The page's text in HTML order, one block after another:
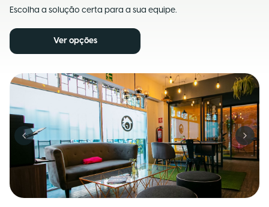
Escolha a solução certa para a sua equipe.
Ver opções
Previous slide Next